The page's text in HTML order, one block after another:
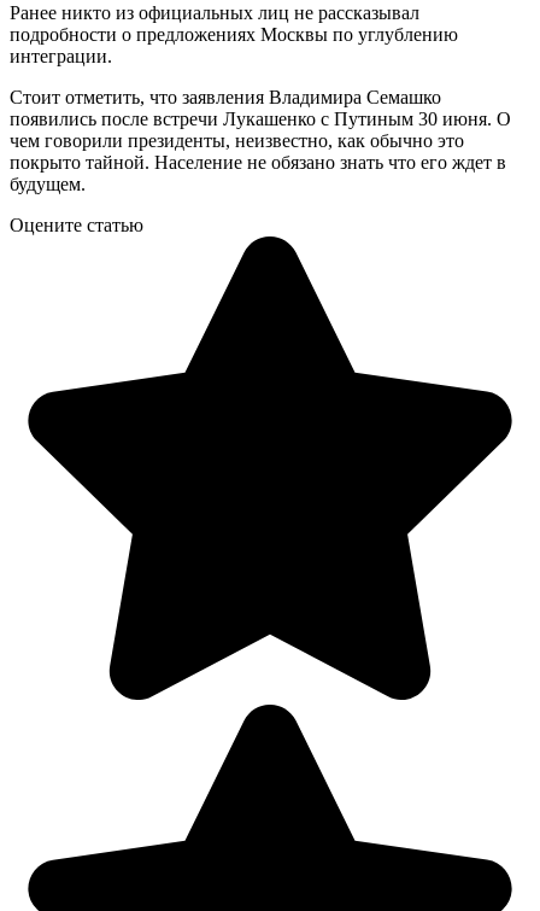
Ранее никто из официальных лиц не рассказывал
подробности о предложениях Москвы по углублению
интеграции.
Стоит отметить, что заявления Владимира Семашко
появились после встречи Лукашенко с Путиным 30 июня. О
чем говорили президенты, неизвестно, как обычно это
покрыто тайной. Население не обязано знать что его ждет в
будущем.
Оцените статью